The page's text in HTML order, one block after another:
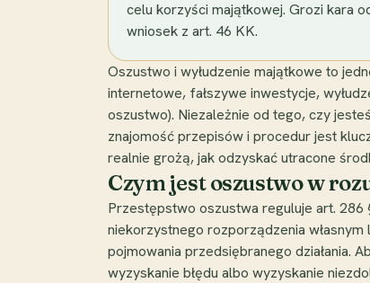
celu korzyści majątkowej. Grozi kara
wniosek z art. 46 KK.
Oszustwo i wyłudzenie majątkowe to
internetowe, fałszywe inwestycje,
oszustwo). Niezależnie od tego, czy
znajomość przepisów i procedur jest
realnie grożą, jak odzyskać utracone
Czym jest oszustwo w
Przestępstwo oszustwa reguluje art. 286
niekorzystnego rozporządzenia
pojmowania przedsiębranego działania.
wyzyskanie błędu albo wyzyskanie